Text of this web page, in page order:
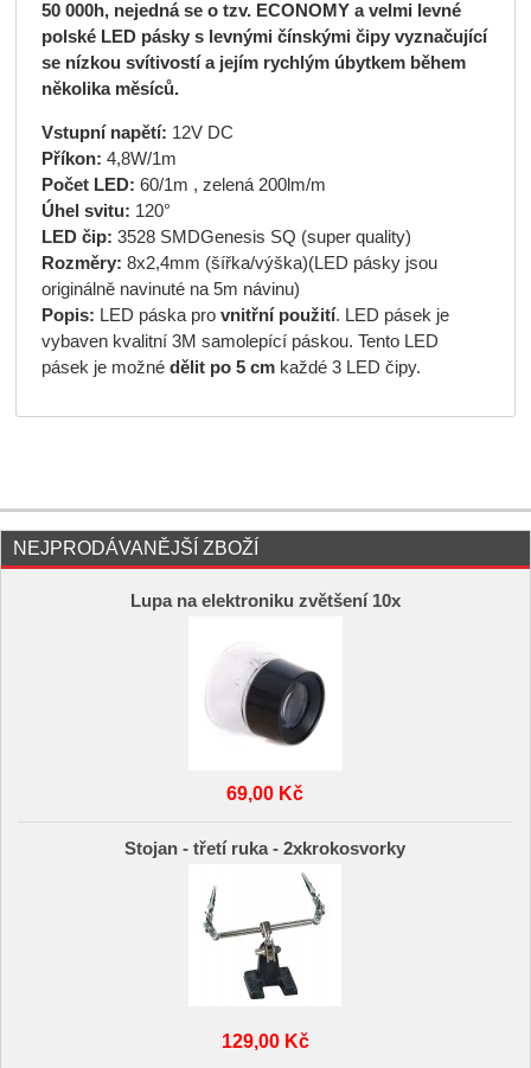
50 000h, nejedná se o tzv. ECONOMY a velmi levné
polské LED pásky s levnými čínskými čipy vyznačující
se nízkou svítivostí a jejím rychlým úbytkem během
několika měsíců.
Vstupní napětí: 12V DC
Příkon: 4,8W/1m
Počet LED: 60/1m , zelená 200lm/m
Úhel svitu: 120°
LED čip: 3528 SMDGenesis SQ (super quality)
Rozměry: 8x2,4mm (šířka/výška)(LED pásky jsou
originálně navinuté na 5m návinu)
Popis: LED páska provnitřní použití. LED pásek je
vybaven kvalitní 3M samolepící páskou. Tento LED
pásek je možné dělit po 5 cmkaždé 3 LED čipy.
NEJPRODÁVANĚJŠÍ ZBOŽÍ
Lupa na elektroniku zvětšení 10x
69,00 Kč
Stojan - třetí ruka - 2xkrokosvorky
129,00 Kč